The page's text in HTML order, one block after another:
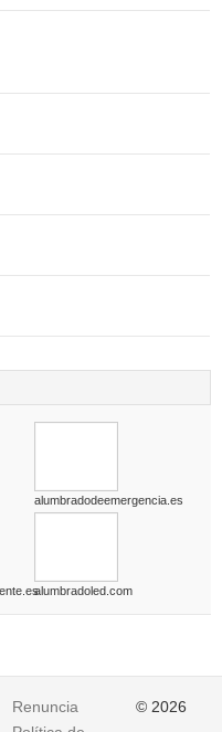
alumbradodeemergencia.es
alumbradoled.com
Renuncia
© 2026